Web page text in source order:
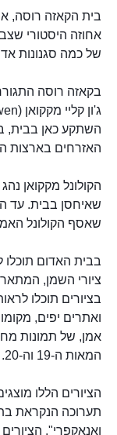
אחוזה היסטורי
של כמה סגנונות
האזרחים בארצות
הקולונל מקקואן
שאיחסן בבית. עד
שאסף הקולונל
בבית האדום תוכלו
בציורים תוכלו
ואתרים יפים,
אמן, של תמונות
המאות ה-19 וה-20.
הציורים הללו
תערוכה הנקראת
ואנאקפרי".